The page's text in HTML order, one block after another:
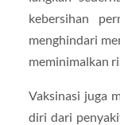
kebersihan
menghindari
meminimalkan
Vaksinasi juga
diri dari